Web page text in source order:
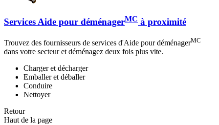
Services Aide pour déménagerMC à proximité
Trouvez des fournisseurs de services d'Aide pour déménagerMC
dans votre secteur et déménagez deux fois plus vite.
Charger et décharger
Emballer et déballer
Conduire
Nettoyer
Retour
Haut de la page